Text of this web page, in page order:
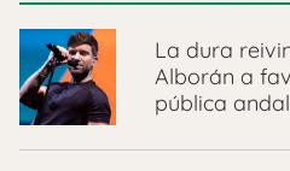
La dura
Alborán a
pública